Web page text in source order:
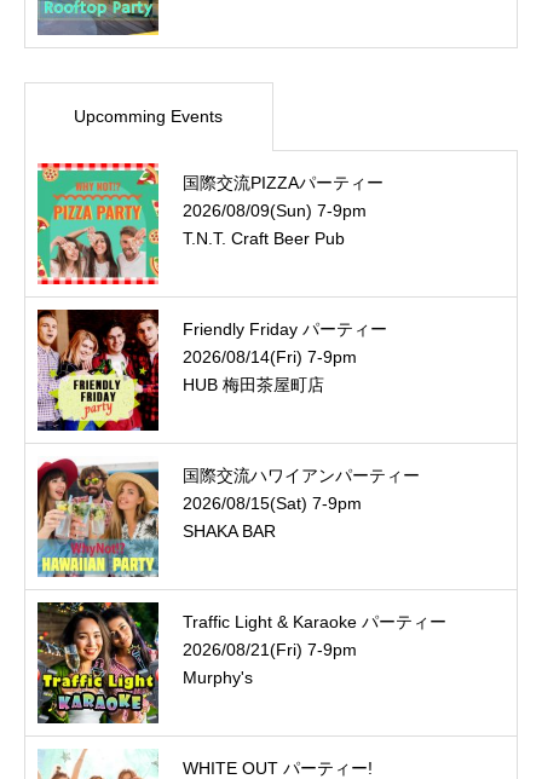
Upcomming Events
国際交流PIZZAパーティー
2026/08/09(Sun) 7-9pm
T.N.T. Craft Beer Pub
Friendly Friday パーティー
2026/08/14(Fri) 7-9pm
HUB 梅田茶屋町店
国際交流ハワイアンパーティー
2026/08/15(Sat) 7-9pm
SHAKA BAR
Traffic Light & Karaoke パーティー
2026/08/21(Fri) 7-9pm
Murphy's
WHITE OUT パーティー!